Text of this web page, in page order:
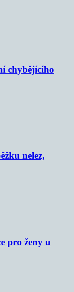
chybějícího
nelez,
pro ženy u